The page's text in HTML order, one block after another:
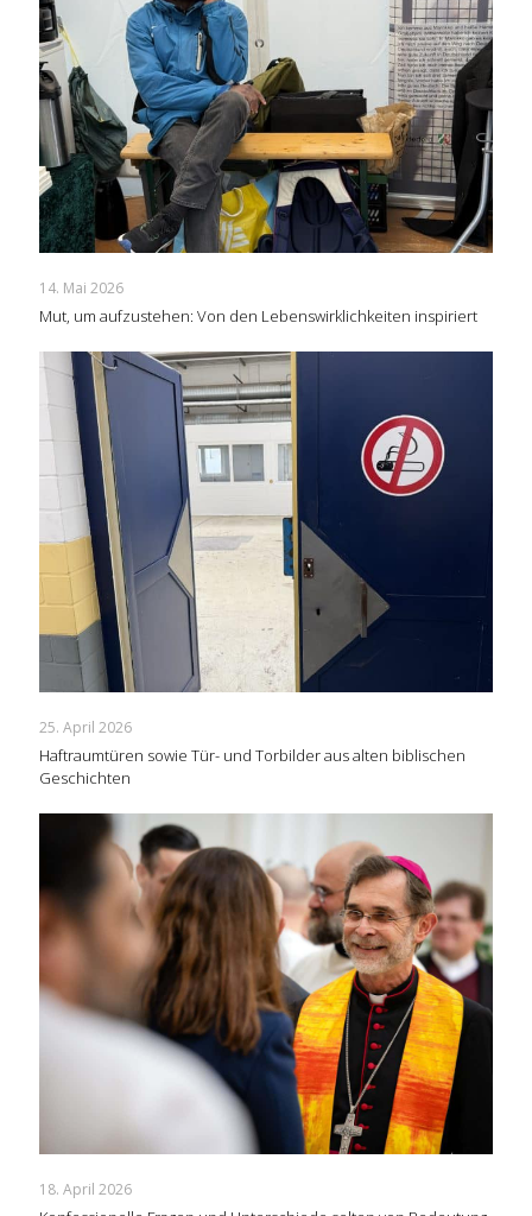
14. Mai 2026
Mut, um aufzustehen: Von den Lebenswirklichkeiten inspiriert
25. April 2026
Haftraumtüren sowie Tür- und Torbilder aus alten biblischen
Geschichten
18. April 2026